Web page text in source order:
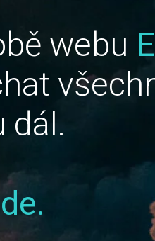
webu
dál.